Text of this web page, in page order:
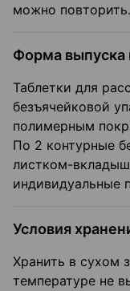
можно повторить.
Форма выпуска
Таблетки для
безъячейковой
полимерным
По 2 контурные
листком-
индивидуальные
Условия
Хранить в сухом
температуре не